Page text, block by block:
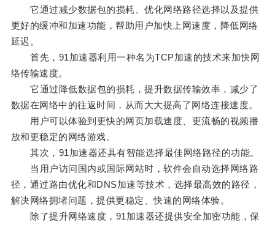
它通过减少数据包的损耗、优化网络路径选择以及提供
更好的缓冲和加速功能，帮助用户加快上网速度，降低网络
延迟。
首先，91加速器利用一种名为TCP加速的技术来加快网
络传输速度。
它通过降低数据包的损耗，提升数据传输效率，减少了
数据在网络中的往返时间，从而大大提高了网络连接速度。
用户可以体验到更快的网页加载速度、更流畅的视频播
放和更稳定的网络游戏。
其次，91加速器还具有智能选择最佳网络路径的功能。
当用户访问国内或国际网站时，软件会自动选择网络路
径，通过路由优化和DNS加速等技术，选择最高效的路径，
解决网络拥堵问题，提供更稳定、快速的网络体验。
除了提升网络速度，91加速器还提供安全加密功能，保